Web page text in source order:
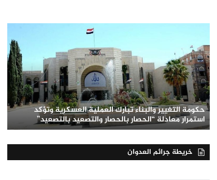
حكومة التغيير والبناء تبارك العملية العسكرية وتؤكد
استمرار معادلة “الحصار بالحصار والتصعيد بالتصعيد”
خريطة جرائم العدوان